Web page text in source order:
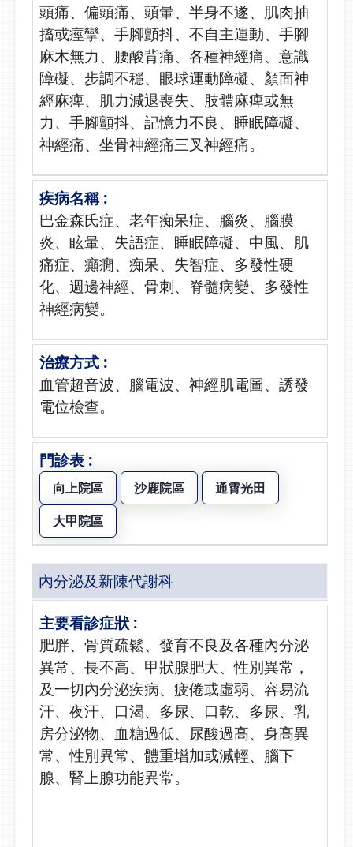
頭痛、偏頭痛、頭暈、半身不遂、肌肉抽
搐或痙攣、手腳顫抖、不自主運動、手腳
麻木無力、腰酸背痛、各種神經痛、意識
障礙、步調不穩、眼球運動障礙、顏面神
經麻痺、肌力減退喪失、肢體麻痺或無
力、手腳顫抖、記憶力不良、睡眠障礙、
神經痛、坐骨神經痛三叉神經痛。
巴金森氏症、老年痴呆症、腦炎、腦膜
炎、眩暈、失語症、睡眠障礙、中風、肌
痛症、癲癇、痴呆、失智症、多發性硬
化、週邊神經、骨刺、脊髓病變、多發性
神經病變。
血管超音波、腦電波、神經肌電圖、誘發
電位檢查。
向上院區 沙鹿院區
通霄光田
大甲院區
內分泌及新陳代謝科
肥胖、骨質疏鬆、發育不良及各種內分泌
異常、長不高、甲狀腺肥大、性別異常，
及一切內分泌疾病、疲倦或虛弱、容易流
汗、夜汗、口渴、多尿、口乾、多尿、乳
房分泌物、血糖過低、尿酸過高、身高異
常、性別異常、體重增加或減輕、腦下
腺、腎上腺功能異常。